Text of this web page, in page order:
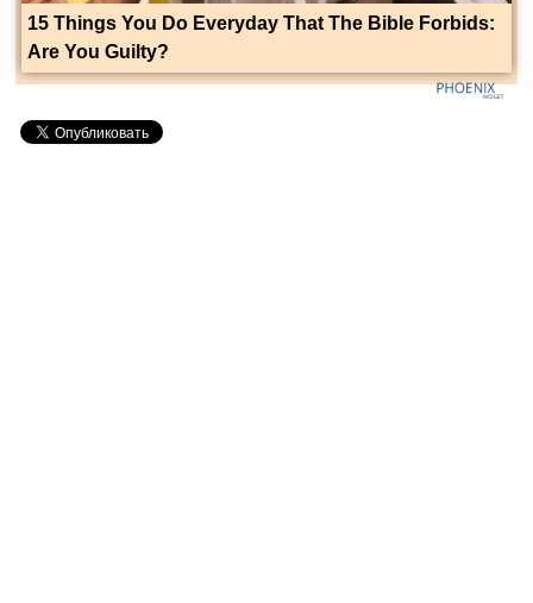
15 Things You Do Everyday That The Bible Forbids:
Are You Guilty?